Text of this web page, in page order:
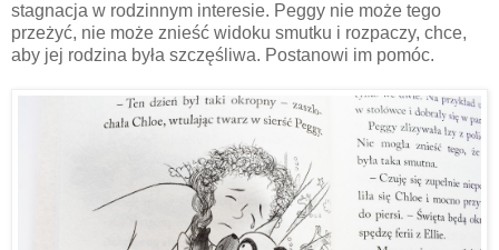
stagnacja w rodzinnym interesie. Peggy nie może tego
przeżyć, nie może znieść widoku smutku i rozpaczy, chce,
aby jej rodzina była szczęśliwa. Postanowi im pomóc.